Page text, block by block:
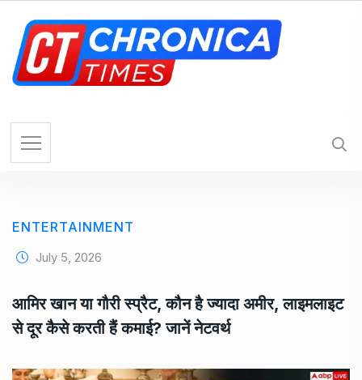
ENTERTAINMENT
July 5, 2026
आमिर खान या गौरी स्प्रैट, कौन है ज्यादा अमीर, लाइमलाइट
से दूर कैसे करती हैं कमाई? जानें नेटवर्थ